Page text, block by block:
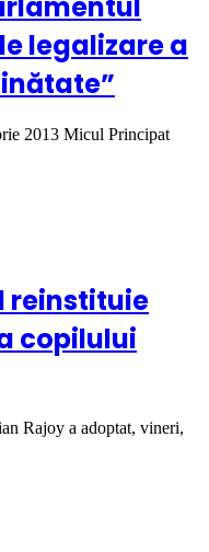
legalizare a
2013 Micul Principat
reinstituie
copilului
Rajoy a adoptat, vineri,